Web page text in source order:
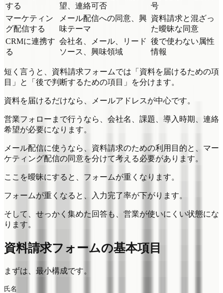
する
望、連絡可否
号
マーケティン
グ配信する
メール配信への同意、興
味テーマ
資料請求と混ざっ
た曖昧な同意
CRMに連携す
る
会社名、メール、リード
ソース、興味領域
後で使わない属性
情報
短く言うと、資料請求フォームでは「資料を届けるための項
目」と「後で判断するための項目」を分けます。
資料を届けるだけなら、メールアドレスが中心です。
営業フォローまで行うなら、会社名、課題、導入時期、連絡
希望が必要になります。
メール配信に使うなら、資料請求のための利用目的と、マー
ケティング配信の同意を分けて考える必要があります。
ここを曖昧にすると、フォームが重くなります。
フォームが重くなると、入力完了率が下がります。
そして、せっかく集めた回答も、営業が使いにくい状態にな
ります。
資料請求フォームの基本項目
まずは、最小構成です。
氏名